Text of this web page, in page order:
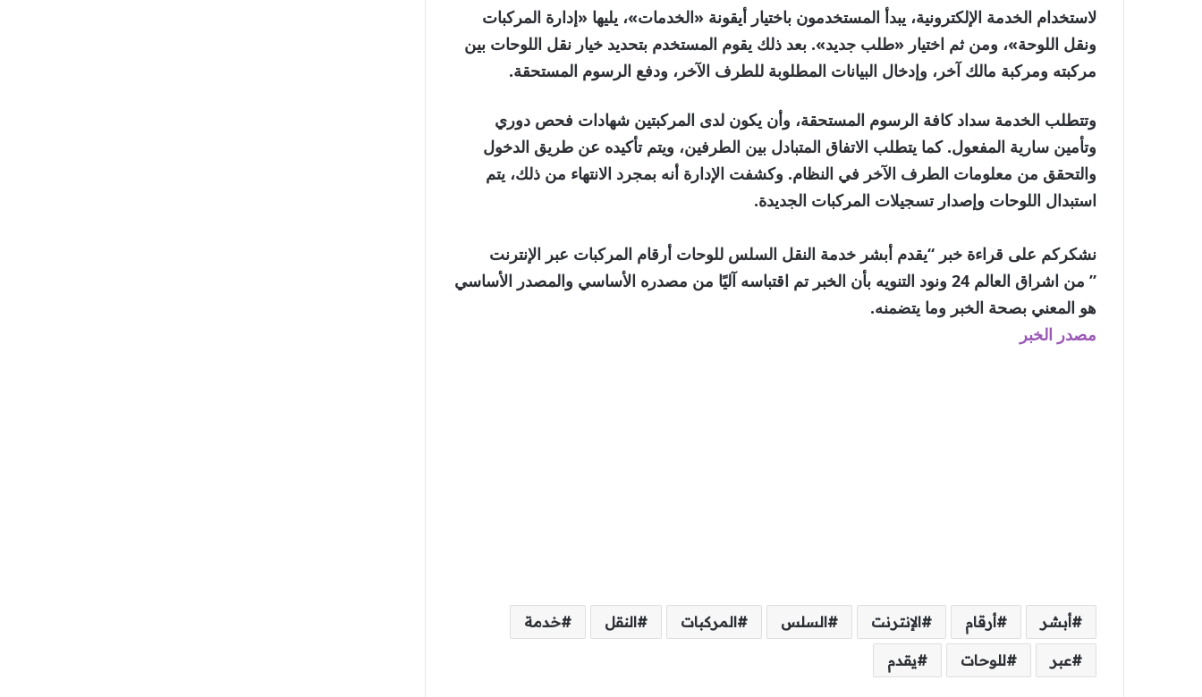
لاستخدام الخدمة الإلكترونية، يبدأ المستخدمون باختيار أيقونة «الخدمات»، يليها «إدارة المركبات
ونقل اللوحة»، ومن ثم اختيار «طلب جديد». بعد ذلك يقوم المستخدم بتحديد خيار نقل اللوحات بين
مركبته ومركبة مالك آخر، وإدخال البيانات المطلوبة للطرف الآخر، ودفع الرسوم المستحقة.
وتتطلب الخدمة سداد كافة الرسوم المستحقة، وأن يكون لدى المركبتين شهادات فحص دوري
وتأمين سارية المفعول. كما يتطلب الاتفاق المتبادل بين الطرفين، ويتم تأكيده عن طريق الدخول
والتحقق من معلومات الطرف الآخر في النظام. وكشفت الإدارة أنه بمجرد الانتهاء من ذلك، يتم
استبدال اللوحات وإصدار تسجيلات المركبات الجديدة.
نشكركم على قراءة خبر “يقدم أبشر خدمة النقل السلس للوحات أرقام المركبات عبر الإنترنت
” من اشراق العالم 24 ونود التنويه بأن الخبر تم اقتباسه آليًا من مصدره الأساسي والمصدر الأساسي
هو المعني بصحة الخبر وما يتضمنه.
مصدر الخبر
أبشر أرقام الإنترنت السلس المركبات النقل خدمة
عبر للوحات يقدم